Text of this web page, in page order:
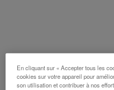
En cliquant sur « Accepter tous les
cookies sur votre appareil pour
son utilisation et contribuer à nos